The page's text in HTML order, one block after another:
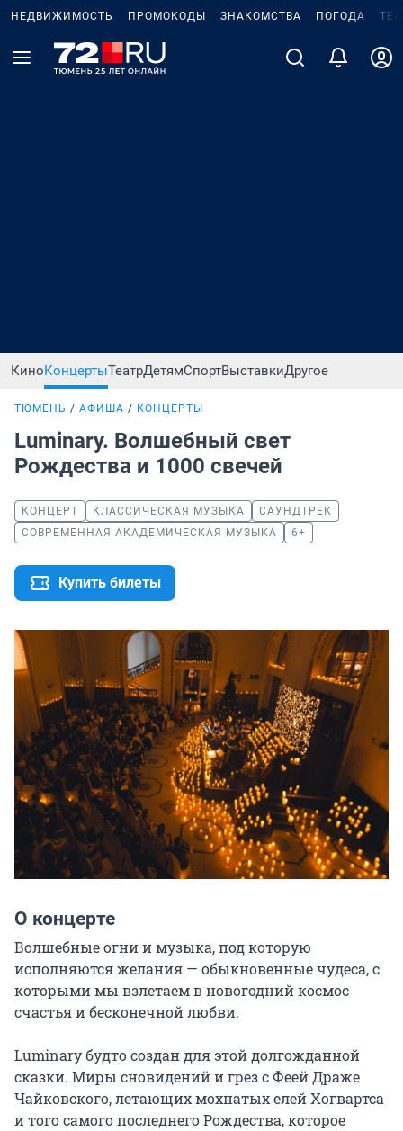
НЕДВИЖИМОСТЬ ПРОМОКОДЫ ЗНАКОМСТВА ПОГОДА
КиноКонцертыТеатрДетямСпортВыставкиДругое
ТЮМЕНЬ АФИША КОНЦЕРТЫ
Luminary. Волшебный свет
Рождества и 1000 свечей
КОНЦЕРТ КЛАССИЧЕСКАЯ МУЗЫКА
САУНДТРЕК
СОВРЕМЕННАЯ АКАДЕМИЧЕСКАЯ МУЗЫКА
6+
Купить билеты
О концерте
Волшебные огни и музыка, под которую
исполняются желания — обыкновенные чудеса, с
которыми мы взлетаем в новогодний космос
счастья и бесконечной любви.
Luminary будто создан для этой долгожданной
сказки. Миры сновидений и грез с Феей Драже
Чайковского, летающих мохнатых елей Хогвартса
и того самого последнего Рождества, которое